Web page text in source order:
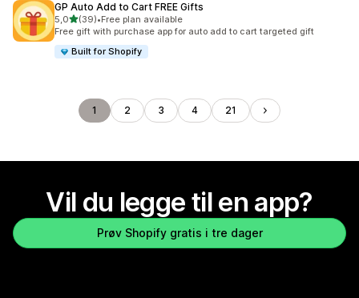
GP Auto Add to Cart FREE Gifts
5,0av 5 stjerner
(39)
Totalt 39 omtaler
•Free plan available
Free gift with purchase app for auto add to cart targeted gift
Built for Shopify
1 2 3 4 21
Vil du legge til en app?
Prøv Shopify gratis i tre dager